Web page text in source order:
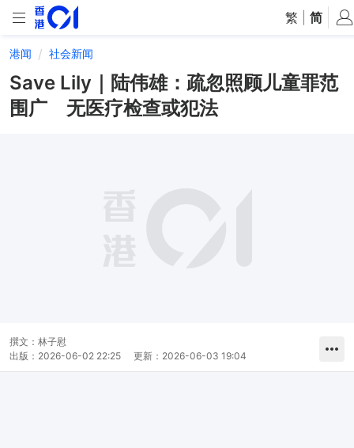
繁 简
港闻 社会新闻
Save Lily｜陆伟雄：疏忽照顾儿童罪范
围广 无医疗检查或犯法
撰文： 林子慰
出版： 2026-06-02 22:25 更新： 2026-06-03 19:04